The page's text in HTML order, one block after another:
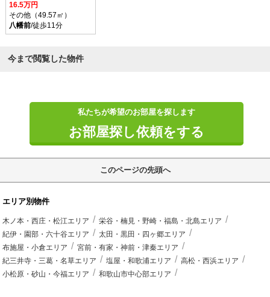
16.5万円
その他（49.57㎡）
八幡前/徒歩11分
今まで閲覧した物件
私たちが希望のお部屋を探します
お部屋探し依頼をする
このページの先頭へ
エリア別物件
木ノ本・西庄・松江エリア
栄谷・楠見・野崎・福島・北島エリア
紀伊・園部・六十谷エリア
太田・黒田・四ヶ郷エリア
布施屋・小倉エリア
宮前・有家・神前・津秦エリア
紀三井寺・三葛・名草エリア
塩屋・和歌浦エリア
高松・西浜エリア
小松原・砂山・今福エリア
和歌山市中心部エリア